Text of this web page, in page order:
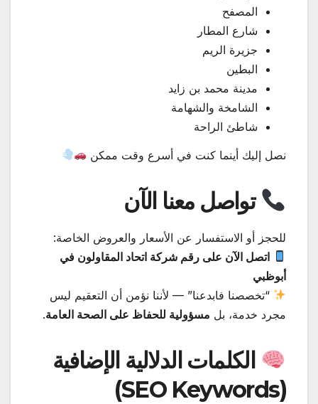
المصفح
شارع المطار
جزيرة الريم
البطين
مدينة محمد بن زايد
الشامخة والشهامة
شاطئ الراحة
نصل إليك أينما كنت في أسرع وقت ممكن
تواصل معنا الآن
للحجز أو الاستفسار عن الأسعار والعروض الخاصة:
اتصل الآن على رقم شركة اتحاد المقاولون في
أبوظبي
“تخصصنا فابدعنا” — لأننا نؤمن أن التعقيم ليس
مجرد خدمة، بل مسؤولية للحفاظ على الصحة العامة.
الكلمات الدلالية الإضافية
(SEO Keywords)